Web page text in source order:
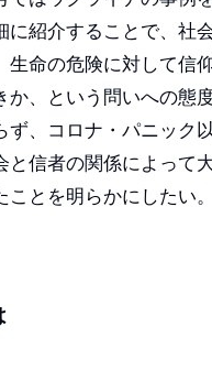
に紹介することで、社
生命の危険に対して信
か、という問いへの態
ず、コロナ・パニック
と信者の関係によって
ことを明らかにしたい。